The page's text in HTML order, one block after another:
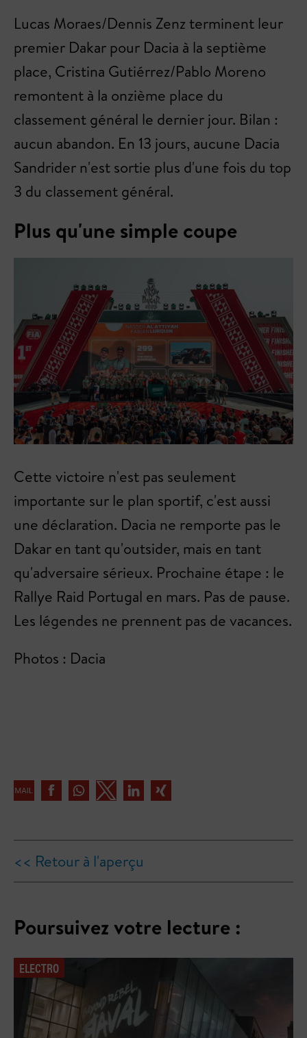
Lucas Moraes/Dennis Zenz terminent leur
premier Dakar pour Dacia à la septième
place, Cristina Gutiérrez/Pablo Moreno
remontent à la onzième place du
classement général le dernier jour. Bilan :
aucun abandon. En 13 jours, aucune Dacia
Sandrider n'est sortie plus d'une fois du top
3 du classement général.
Plus qu'une simple coupe
Cette victoire n'est pas seulement
importante sur le plan sportif, c'est aussi
une déclaration. Dacia ne remporte pas le
Dakar en tant qu'outsider, mais en tant
qu'adversaire sérieux. Prochaine étape : le
Rallye Raid Portugal en mars. Pas de pause.
Les légendes ne prennent pas de vacances.
Photos : Dacia
<< Retour à l'aperçu
Poursuivez votre lecture :
ELECTRO